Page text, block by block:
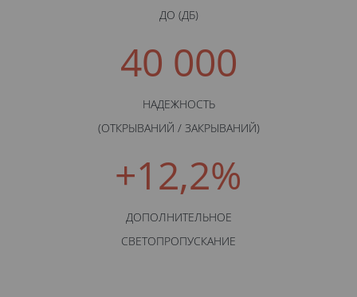
ДО (ДБ)
40 000
НАДЕЖНОСТЬ
(ОТКРЫВАНИЙ / ЗАКРЫВАНИЙ)
+12,2%
ДОПОЛНИТЕЛЬНОЕ
СВЕТОПРОПУСКАНИЕ